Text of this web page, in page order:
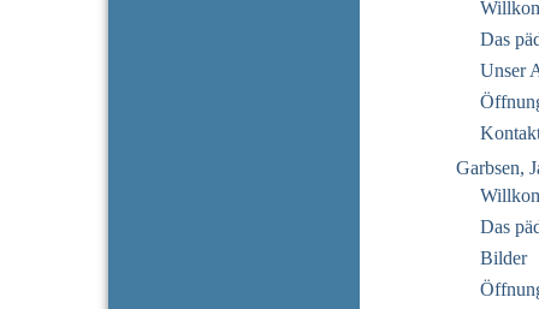
Das
Unser
Garbsen,
Das
Bilder